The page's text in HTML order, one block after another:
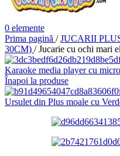
0 elemente
Prima pagină / JUCARII
30CM) / Jucarie cu ochi mari
Karaoke media player cu
Înapoi la produse
Ursulet din Plus moale cu